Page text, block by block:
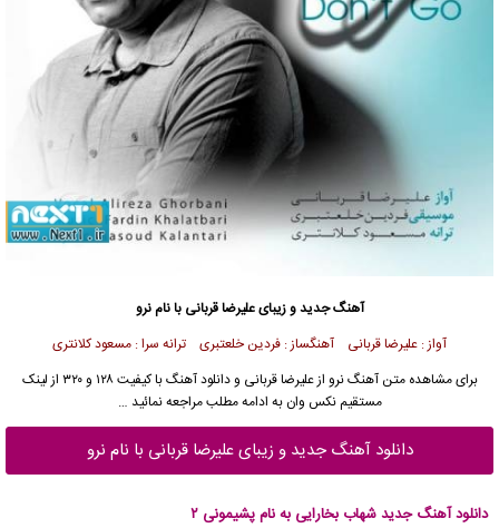
آهنگ جدید و زیبای علیرضا قربانی با نام نرو
آواز : علیرضا قربانی آهنگساز : فردین خلعتبری ترانه سرا : مسعود کلانتری
برای مشاهده متن آهنگ نرو از علیرضا قربانی و دانلود آهنگ با کیفیت ۱۲۸ و ۳۲۰ از لینک
مستقیم نکس وان به ادامه مطلب مراجعه نمائید …
دانلود آهنگ جدید و زیبای علیرضا قربانی با نام نرو
دانلود آهنگ جدید شهاب بخارایی به نام پشیمونی ۲